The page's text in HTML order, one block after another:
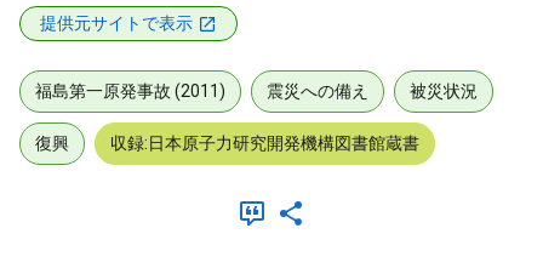
提供元サイトで表示
福島第一原発事故 (2011) 震災への備え 被災状況
復興 収録:日本原子力研究開発機構図書館蔵書